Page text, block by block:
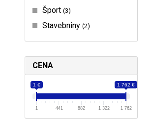
Šport 3
Stavebniny 2
CENA
1 € 1 762 €
1 441 882 1 322 1 762